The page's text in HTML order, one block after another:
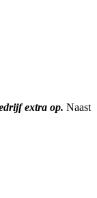
extra op. Naast